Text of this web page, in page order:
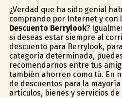
¿Verdad que ha sido genial
comprando por Internet y con
Descuento Berrylook?
si deseas estar siempre al
descuento para Berrylook,
categoría determinada,
recomendarnos entre tus
también ahorren como tú. En
de descuentos para la
artículos, bienes y servicios de